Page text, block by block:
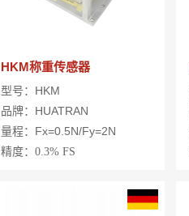
HKM称重传感器
型号：HKM
品牌：HUATRAN
量程：Fx=0.5N/Fy=2N
精度： 0.3% FS